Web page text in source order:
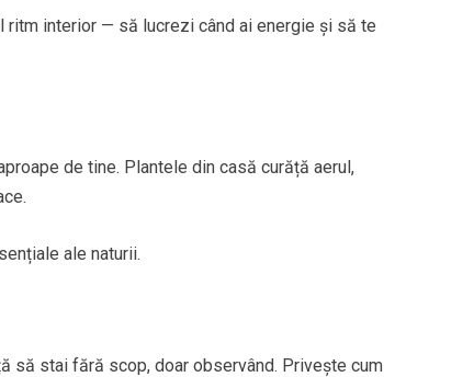
ritm interior — să lucrezi când ai energie și să te
de tine. Plantele din casă curăță aerul,
ale naturii.
să stai fără scop, doar observând. Privește cum